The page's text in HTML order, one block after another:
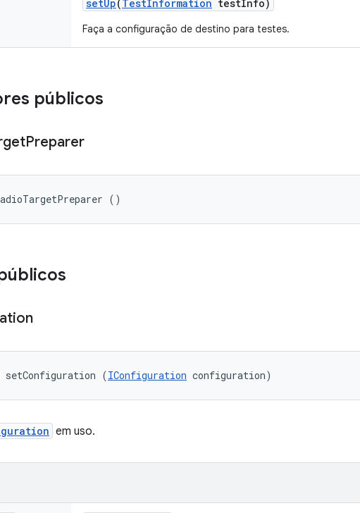
setUp(TestInformation testInfo)
Faça a configuração de destino para testes.
públicos
Preparer
()
(IConfiguration configuration)
em uso.